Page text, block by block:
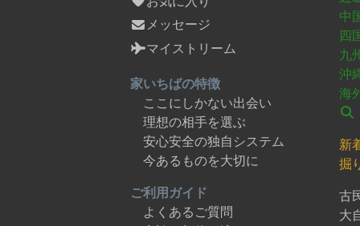
メッセージ
マイストリーム
家いちばの特徴
ここにしかない出会い
理想の相手を選ぶ
安心安全の独自システム
今あるものを大切に
ご利用ガイド
よくあるご質問
中
四
九
沖
海
新
掘
古
大